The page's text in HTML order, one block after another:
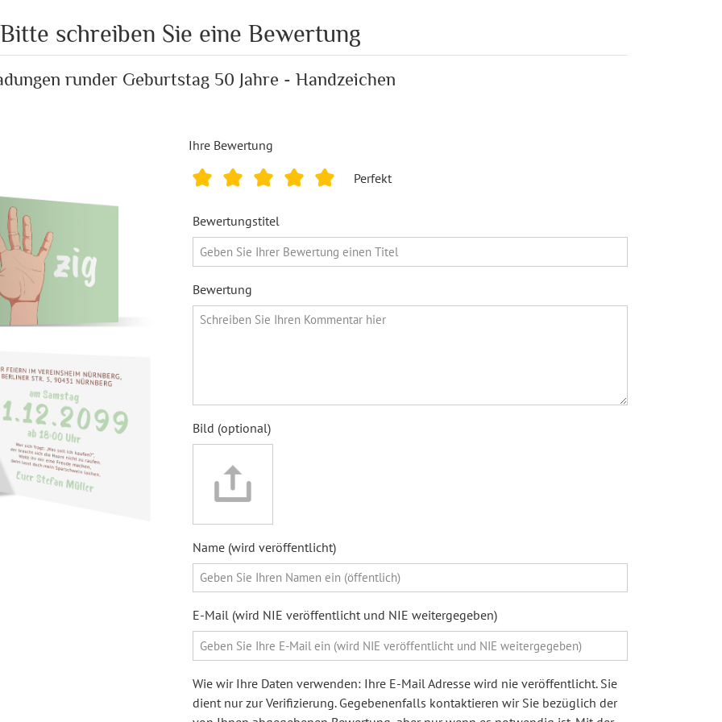
Bitte schreiben Sie eine Bewertung
runder Geburtstag 50 Jahre - Handzeichen
Ihre Bewertung
Perfekt
Bewertungstitel
Bewertung
Bild (optional)
Name (wird veröffentlicht)
E-Mail (wird NIE veröffentlicht und NIE weitergegeben)
Wie wir Ihre Daten verwenden: Ihre E-Mail Adresse wird nie veröffentlicht. Sie
dient nur zur Verifizierung. Gegebenenfalls kontaktieren wir Sie bezüglich der